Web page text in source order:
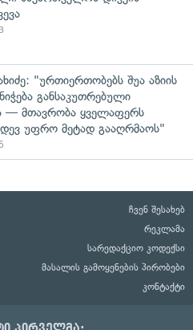
"ურთიერთობებს შუა აზიის
განსაკუთრებული
— მთავრობა ყველაფერს
უფრო მეტად გააღრმაოს"
ჩვენ შესახებ
რეკლამა
სარედაქციო კოდექსი
მასალის გამოყენების პირობები
კონტაქტი